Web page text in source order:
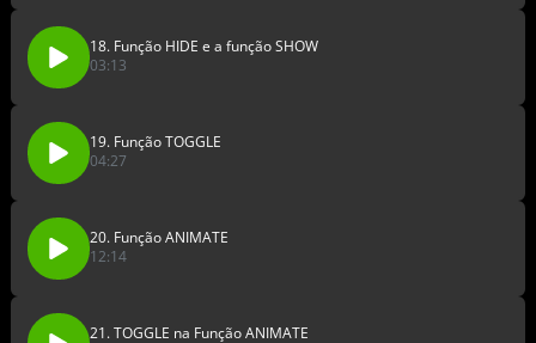
18. Função HIDE e a função SHOW
03:13
19. Função TOGGLE
04:27
20. Função ANIMATE
12:14
21. TOGGLE na Função ANIMATE